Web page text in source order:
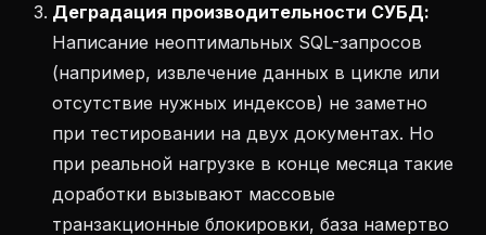
Деградация производительности СУБД:
Написание неоптимальных SQL-запросов
(например, извлечение данных в цикле или
отсутствие нужных индексов) не заметно
при тестировании на двух документах. Но
при реальной нагрузке в конце месяца такие
доработки вызывают массовые
транзакционные блокировки, база намертво